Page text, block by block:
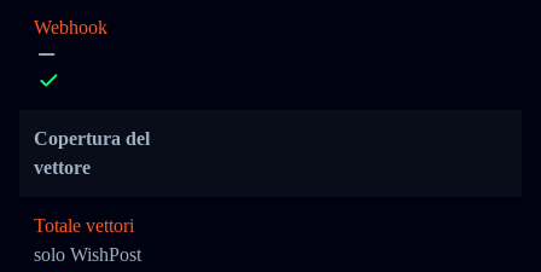
Webhook
Copertura del
vettore
Totale vettori
solo WishPost